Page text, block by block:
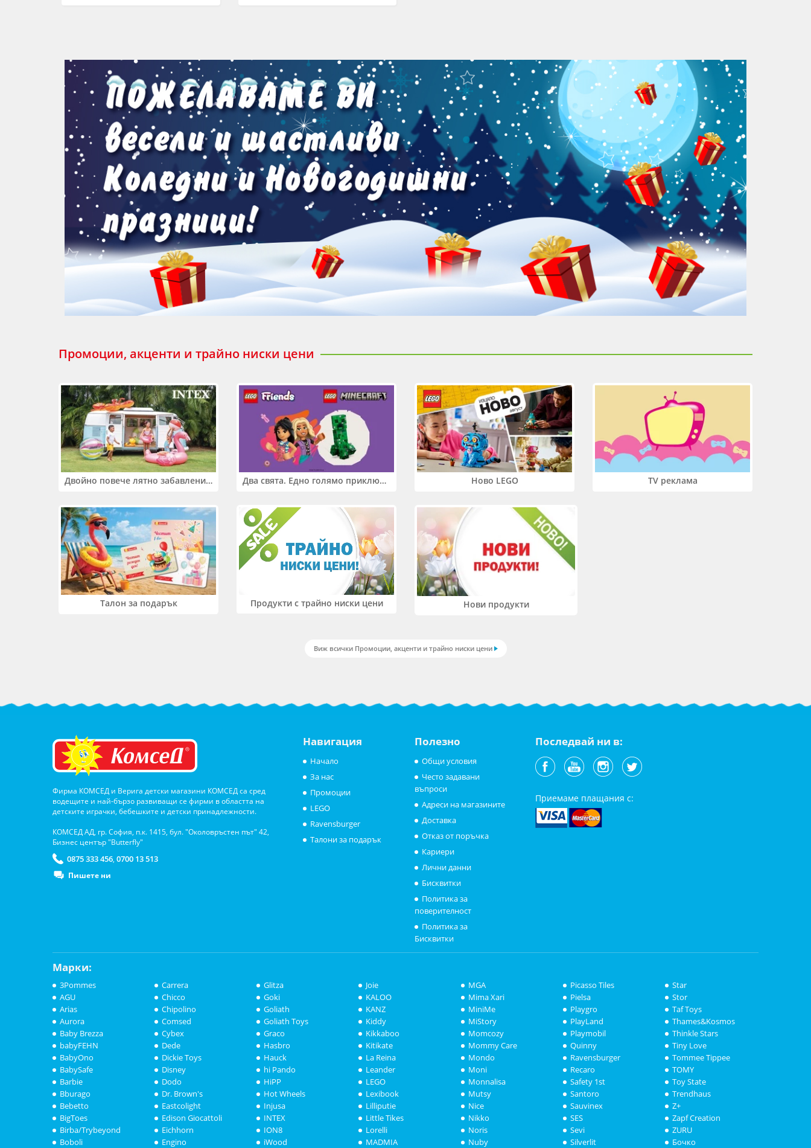
Промоции, акценти и трайно ниски цени
Двойно повече лятно забавление! Купи 2 продукта INTEX и вземи -33% Два свята. Едно голямо приключение. Купи 2 продукта LEGO® Friends и/или LEGO® Minecraft и вземи -27% Ново LEGO TV реклама
Талон за подарък Продукти с трайно ниски цени Нови продукти
Виж всички Промоции, акценти и трайно ниски цени
Фирма КОМСЕД и Верига детски магазини КОМСЕД са сред
водещите и най-бързо развиващи се фирми в областта на
детските играчки, бебешките и детски принадлежности.
КОМСЕД АД, гр. София, п.к. 1415, бул. "Околовръстен път" 42,
Бизнес център "Butterfly"
0875 333 456, 0700 13 513
Пишете ни
Навигация
Начало
За нас
Промоции
LEGO
Ravensburger
Талони за подарък
Полезно
Общи условия
Често задавани
въпроси
Адреси на магазините
Доставка
Отказ от поръчка
Кариери
Лични данни
Бисквитки
Политика за
поверителност
Политика за
Бисквитки
Последвай ни в:
Приемаме плащания с:
Марки:
3Pommes
AGU
Arias
Aurora
Baby Brezza
babyFEHN
BabyOno
BabySafe
Barbie
Bburago
Bebetto
BigToes
Birba/Trybeyond
Boboli
Carrera
Chicco
Chipolino
Comsed
Cybex
Dede
Dickie Toys
Disney
Dodo
Dr. Brown's
Eastcolight
Edison Giocattoli
Eichhorn
Engino
Glitza
Goki
Goliath
Goliath Toys
Graco
Hasbro
Hauck
hi Pando
HiPP
Hot Wheels
Injusa
INTEX
ION8
iWood
Joie
KALOO
KANZ
Kiddy
Kikkaboo
Kitikate
La Reina
Leander
LEGO
Lexibook
Lilliputie
Little Tikes
Lorelli
MADMIA
MGA
Mima Xari
MiniMe
MiStory
Momcozy
Mommy Care
Mondo
Moni
Monnalisa
Mutsy
Nice
Nikko
Noris
Nuby
Picasso Tiles
Pielsa
Playgro
PlayLand
Playmobil
Quinny
Ravensburger
Recaro
Safety 1st
Santoro
Sauvinex
SES
Sevi
Silverlit
Star
Stor
Taf Toys
Thames&Kosmos
Thinkle Stars
Tiny Love
Tommee Tippee
TOMY
Toy State
Trendhaus
Z+
Zapf Creation
ZURU
Бочко